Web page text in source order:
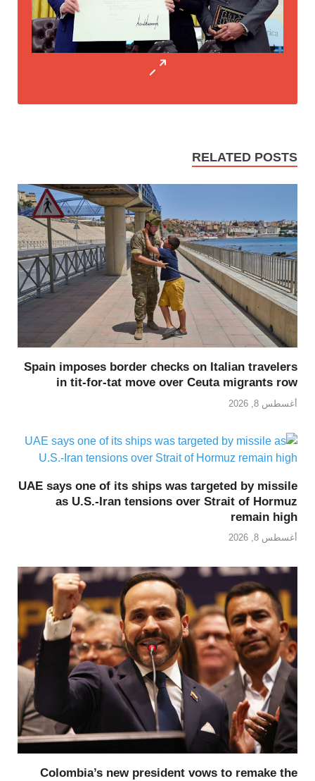
RELATED POSTS
Spain imposes border checks on Italian travelers
in tit-for-tat move over Ceuta migrants row
أغسطس 8, 2026
UAE says one of its ships was targeted by missile
as U.S.-Iran tensions over Strait of Hormuz
remain high
أغسطس 8, 2026
Colombia’s new president vows to remake the